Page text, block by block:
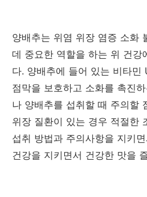
양배추는 위염 위장 염증 소화
데 중요한 역할을 하는 위 건강
다. 양배추에 들어 있는 비타민
점막을 보호하고 소화를 촉진
나 양배추를 섭취할 때 주의할
위장 질환이 있는 경우 적절한
섭취 방법과 주의사항을 지키
건강을 지키면서 건강한 맛을